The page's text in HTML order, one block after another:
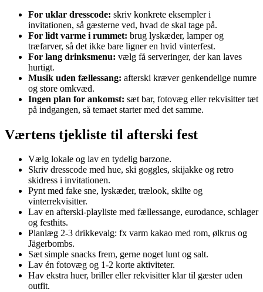
For uklar dresscode: skriv konkrete eksempler i
invitationen, så gæsterne ved, hvad de skal tage på.
For lidt varme i rummet: brug lyskæder, lamper og
træfarver, så det ikke bare ligner en hvid vinterfest.
For lang drinksmenu: vælg få serveringer, der kan laves
hurtigt.
Musik uden fællessang: afterski kræver genkendelige numre
og store omkvæd.
Ingen plan for ankomst: sæt bar, fotovæg eller rekvisitter tæt
på indgangen, så temaet starter med det samme.
Værtens tjekliste til afterski fest
Vælg lokale og lav en tydelig barzone.
Skriv dresscode med hue, ski goggles, skijakke og retro
skidress i invitationen.
Pynt med fake sne, lyskæder, trælook, skilte og
vinterrekvisitter.
Lav en afterski-playliste med fællessange, eurodance, schlager
og festhits.
Planlæg 2-3 drikkevalg: fx varm kakao med rom, ølkrus og
Jägerbombs.
Sæt simple snacks frem, gerne noget lunt og salt.
Lav én fotovæg og 1-2 korte aktiviteter.
Hav ekstra huer, briller eller rekvisitter klar til gæster uden
outfit.